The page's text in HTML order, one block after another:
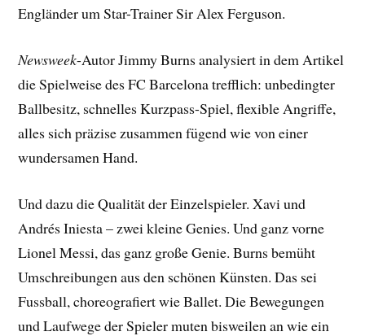
Engländer um Star-Trainer Sir Alex Ferguson.
Newsweek-Autor Jimmy Burns analysiert in dem Artikel
die Spielweise des FC Barcelona trefflich: unbedingter
Ballbesitz, schnelles Kurzpass-Spiel, flexible Angriffe,
alles sich präzise zusammen fügend wie von einer
wundersamen Hand.
Und dazu die Qualität der Einzelspieler. Xavi und
Andrés Iniesta – zwei kleine Genies. Und ganz vorne
Lionel Messi, das ganz große Genie. Burns bemüht
Umschreibungen aus den schönen Künsten. Das sei
Fussball, choreografiert wie Ballet. Die Bewegungen
und Laufwege der Spieler muten bisweilen an wie ein